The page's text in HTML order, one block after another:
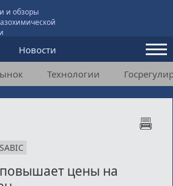
и обзоры
Новости
и мнения
Конференции
Подписка
Технологии
SABIC
цены на